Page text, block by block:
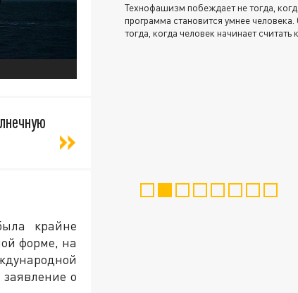
крайне
форме, на
о
Технофашизм побеждает не тогда,
программа становится умнее
тогда, когда человек начинает